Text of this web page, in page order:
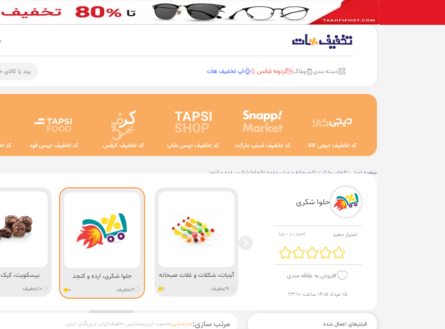
دسته بندی وبلاگ گردونه شانس :) اپ تخفیف هات برند یا
کد تخفیف دیجی کالا کد تخفیف اسنپ مارکت کد تخفیف تپسی شاپ کد تخفیف کرفس کد تخفیف تپسی فود کد
صفحه اصلی هایپرمارکت صبحانه و میان وعده حلوا شکری، ارده و کنجد
حلوا شکری
امتیاز دهید (امتیاز 0از 0رای)
افزودن به علاقه مندی
۱۵ مرداد ۱۴۰۵ ساعت ۲۳:۱۰
آبنبات، شکلات و غلات صبحانه
9تخفیف 1
حلوا شکری، ارده و کنجد
2تخفیف 0
بیسکویت، کیک
10تخفیف
فیلترهای اعمال شده مرتب سازی:جدیدترینمحبوب ترینبیشترین تخفیفارزان ترینگران ترین